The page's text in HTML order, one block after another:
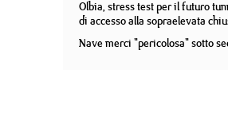
Olbia, stress test per il futuro
di accesso alla sopraelevata
Nave merci "pericolosa" sotto